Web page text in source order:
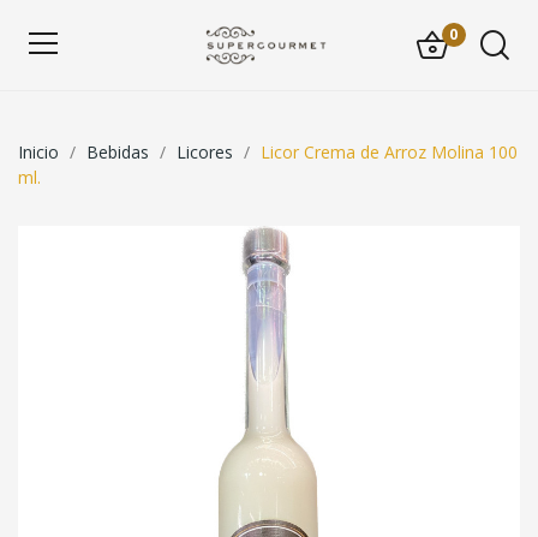
0
Inicio Bebidas Licores
Licor Crema de Arroz Molina 100
ml.